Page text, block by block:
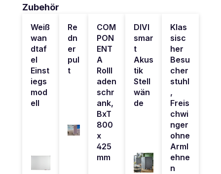
Produktgalerie überspringen
Zubehör
Weiß
wan
dtaf
el
Einst
iegs
mod
ell
Re
dn
er
pul
t
COM
PON
ENT
A
Rolll
aden
schr
ank,
BxT
800
x
425
mm
DIVI
smar
t
Akus
tik
Stell
wän
de
Klas
sisc
her
Besu
cher
stuhl
,
Freis
chwi
nger
ohne
Arml
ehne
n